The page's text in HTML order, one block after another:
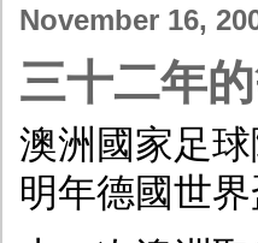
November 16,
三十二年
澳洲國家足
明年德國世界